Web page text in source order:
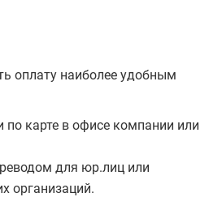
оплату наиболее удобным
карте в офисе компании или
для юр.лиц или
организаций.